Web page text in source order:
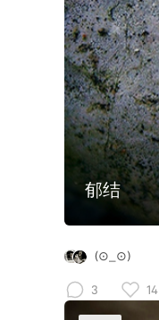
郁结
(⊙_⊙)
3 14